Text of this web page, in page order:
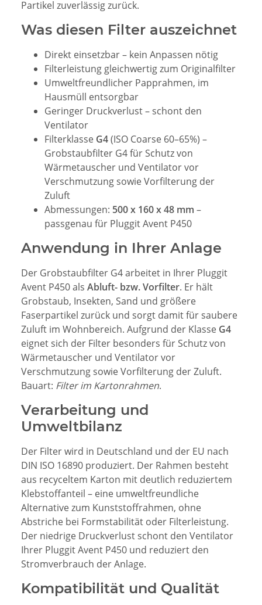
Partikel zuverlässig zurück.
Was diesen Filter auszeichnet
Direkt einsetzbar – kein Anpassen nötig
Filterleistung gleichwertig zum Originalfilter
Umweltfreundlicher Papprahmen, im
Hausmüll entsorgbar
Geringer Druckverlust – schont den
Ventilator
Filterklasse G4(ISO Coarse 60–65%) –
Grobstaubfilter G4 für Schutz von
Wärmetauscher und Ventilator vor
Verschmutzung sowie Vorfilterung der
Zuluft
Abmessungen: 500 x 160 x 48 mm –
passgenau für Pluggit Avent P450
Anwendung in Ihrer Anlage
Der Grobstaubfilter G4 arbeitet in Ihrer Pluggit
Avent P450 als Abluft- bzw. Vorfilter. Er hält
Grobstaub, Insekten, Sand und größere
Faserpartikel zurück und sorgt damit für saubere
Zuluft im Wohnbereich. Aufgrund der Klasse G4
eignet sich der Filter besonders für Schutz von
Wärmetauscher und Ventilator vor
Verschmutzung sowie Vorfilterung der Zuluft.
Bauart: Filter im Kartonrahmen.
Verarbeitung und
Umweltbilanz
Der Filter wird in Deutschland und der EU nach
DIN ISO 16890 produziert. Der Rahmen besteht
aus recyceltem Karton mit deutlich reduziertem
Klebstoffanteil – eine umweltfreundliche
Alternative zum Kunststoffrahmen, ohne
Abstriche bei Formstabilität oder Filterleistung.
Der niedrige Druckverlust schont den Ventilator
Ihrer Pluggit Avent P450 und reduziert den
Stromverbrauch der Anlage.
Kompatibilität und Qualität